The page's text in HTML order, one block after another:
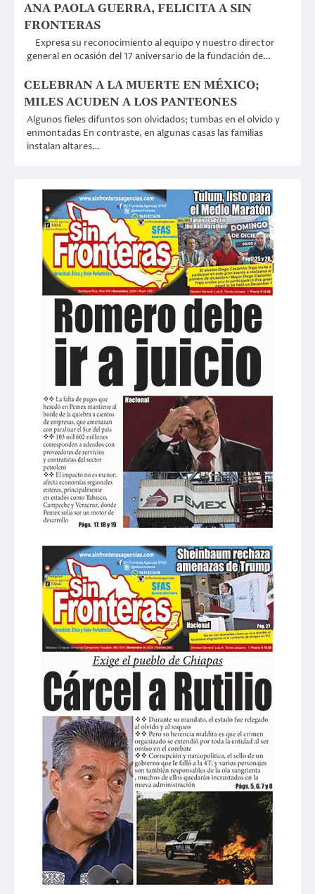
ANA PAOLA GUERRA, FELICITA A SIN
FRONTERAS
Expresa su reconocimiento al equipo y nuestro director
general en ocasión del 17 aniversario de la fundación de…
CELEBRAN A LA MUERTE EN MÉXICO;
MILES ACUDEN A LOS PANTEONES
Algunos fieles difuntos son olvidados; tumbas en el olvido y
enmontadas En contraste, en algunas casas las familias
instalan altares…